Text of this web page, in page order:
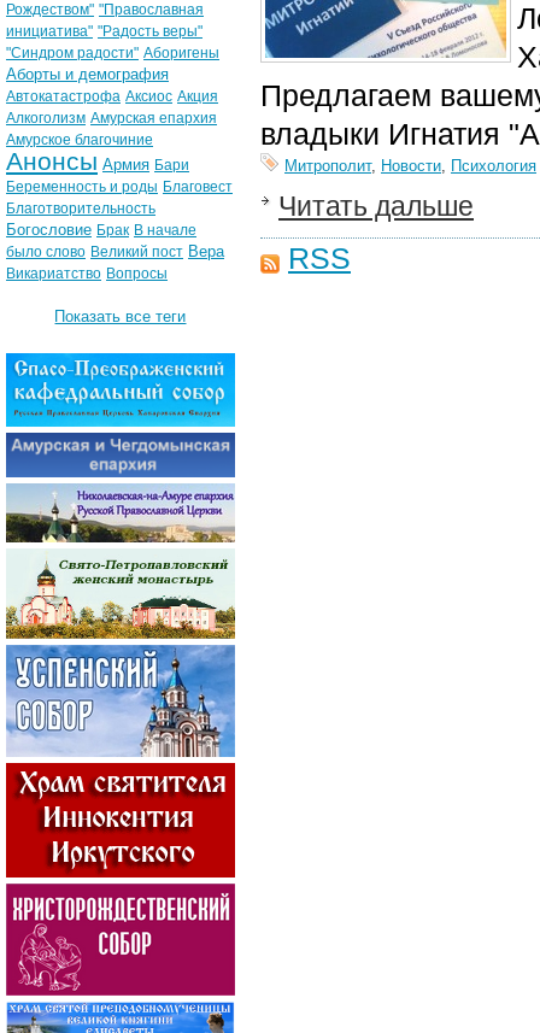
Предлагаем
владыки Игнатия
Митрополит, Новости, Психология
Читать дальше
RSS
Рождеством" "Православная
инициатива" "Радость веры"
"Синдром радости" Аборигены
Аборты и демография
Автокатастрофа Аксиос Акция
Алкоголизм Амурская епархия
Амурское благочиние
Анонсы Армия Бари
Беременность и роды Благовест
Благотворительность
Богословие Брак В начале
было слово Великий пост Вера
Викариатство Вопросы
Показать все теги